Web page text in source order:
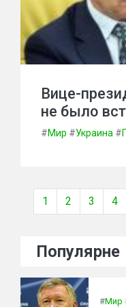
Вице-
не было
#Мир #Украина #
1 2 3 4
Популярне
#Мир